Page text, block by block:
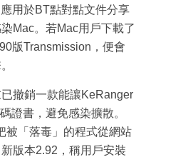
用於BT點對點文件分享
Mac。若Mac用戶下載了
版Transmission，便會
撤銷一款能讓KeRanger
證書，避免感染擴散。
被「落毒」的程式從網站
新版本2.92，稱用戶安裝
成為 EJ Tech 會員
最新資訊（附創業懶人包）
箱！